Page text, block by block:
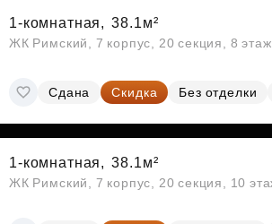
1-комнатная, 38.1м²
ЖК Римский, 7 корпус, 20 секция, 8
Сдана Скидка Без отделки
1-комнатная, 38.1м²
ЖК Римский, 7 корпус, 20 секция, 10